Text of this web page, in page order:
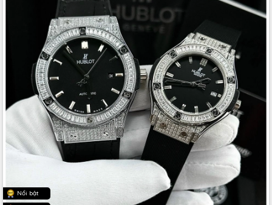
Nổi bật